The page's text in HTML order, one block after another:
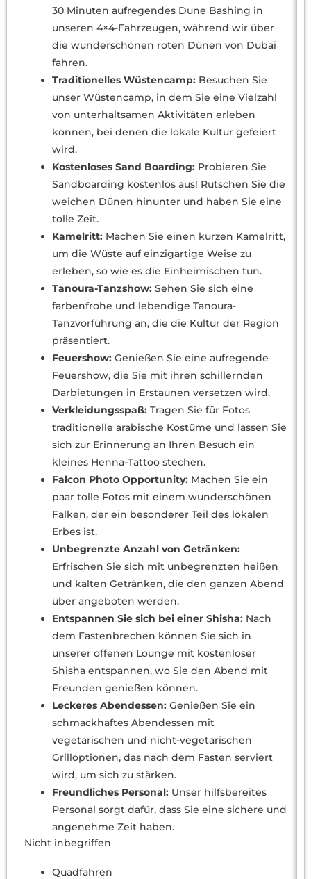
30 Minuten aufregendes Dune Bashing in
unseren 4×4-Fahrzeugen, während wir über
die wunderschönen roten Dünen von Dubai
fahren.
Traditionelles Wüstencamp: Besuchen Sie
unser Wüstencamp, in dem Sie eine Vielzahl
von unterhaltsamen Aktivitäten erleben
können, bei denen die lokale Kultur gefeiert
wird.
Kostenloses Sand Boarding: Probieren Sie
Sandboarding kostenlos aus! Rutschen Sie die
weichen Dünen hinunter und haben Sie eine
tolle Zeit.
Kamelritt: Machen Sie einen kurzen Kamelritt,
um die Wüste auf einzigartige Weise zu
erleben, so wie es die Einheimischen tun.
Tanoura-Tanzshow: Sehen Sie sich eine
farbenfrohe und lebendige Tanoura-
Tanzvorführung an, die die Kultur der Region
präsentiert.
Feuershow: Genießen Sie eine aufregende
Feuershow, die Sie mit ihren schillernden
Darbietungen in Erstaunen versetzen wird.
Verkleidungsspaß: Tragen Sie für Fotos
traditionelle arabische Kostüme und lassen Sie
sich zur Erinnerung an Ihren Besuch ein
kleines Henna-Tattoo stechen.
Falcon Photo Opportunity: Machen Sie ein
paar tolle Fotos mit einem wunderschönen
Falken, der ein besonderer Teil des lokalen
Erbes ist.
Unbegrenzte Anzahl von Getränken:
Erfrischen Sie sich mit unbegrenzten heißen
und kalten Getränken, die den ganzen Abend
über angeboten werden.
Entspannen Sie sich bei einer Shisha: Nach
dem Fastenbrechen können Sie sich in
unserer offenen Lounge mit kostenloser
Shisha entspannen, wo Sie den Abend mit
Freunden genießen können.
Leckeres Abendessen: Genießen Sie ein
schmackhaftes Abendessen mit
vegetarischen und nicht-vegetarischen
Grilloptionen, das nach dem Fasten serviert
wird, um sich zu stärken.
Freundliches Personal: Unser hilfsbereites
Personal sorgt dafür, dass Sie eine sichere und
angenehme Zeit haben.
Nicht inbegriffen
Quadfahren